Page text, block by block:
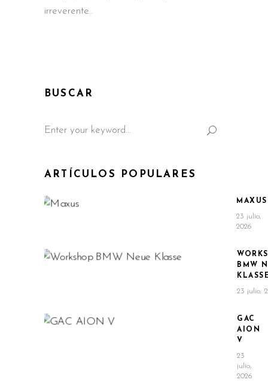
irreverente
BUSCAR
for:
ARTÍCULOS POPULARES
MAXUS
23 julio,
2026
BMW
23 julio,
GAC
AION
V
23
julio,
2026